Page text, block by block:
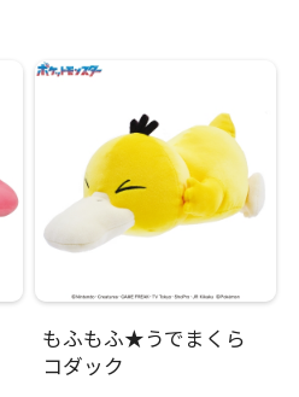
もふもふ★うでまくら
コダック